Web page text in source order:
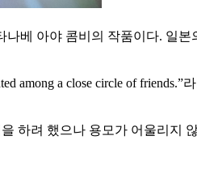
나베 아야 콤비의 작품이다. 일
among a close circle of
하려 했으나 용모가 어울리지